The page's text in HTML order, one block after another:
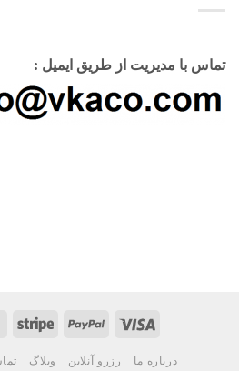
تماس با مدیریت از طریق ایمیل :
درباره ما رزرو آنلاین وبلاگ